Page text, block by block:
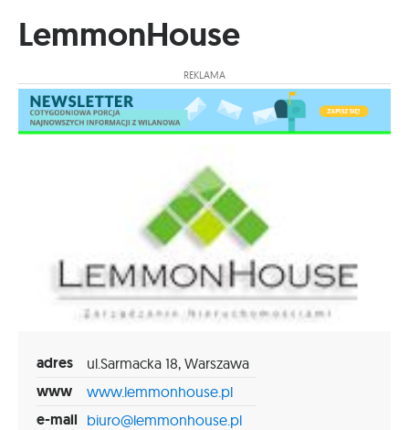
LemmonHouse
REKLAMA
adres ul.Sarmacka 18, Warszawa
www www.lemmonhouse.pl
e-mail biuro@lemmonhouse.pl